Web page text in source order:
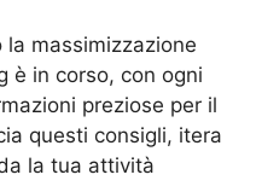
la massimizzazione
è in corso, con ogni
preziose per il
questi consigli, itera
la tua attività